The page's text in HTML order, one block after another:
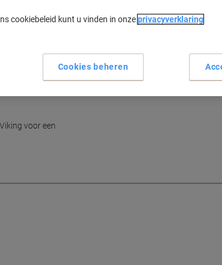
voor een
Belangrijkste specificaties
Handige 750 ml flacon
Verwijdert vet en vuil
cookiebeleid kunt u vinden in onzeprivacyverklaring
Cookies beheren